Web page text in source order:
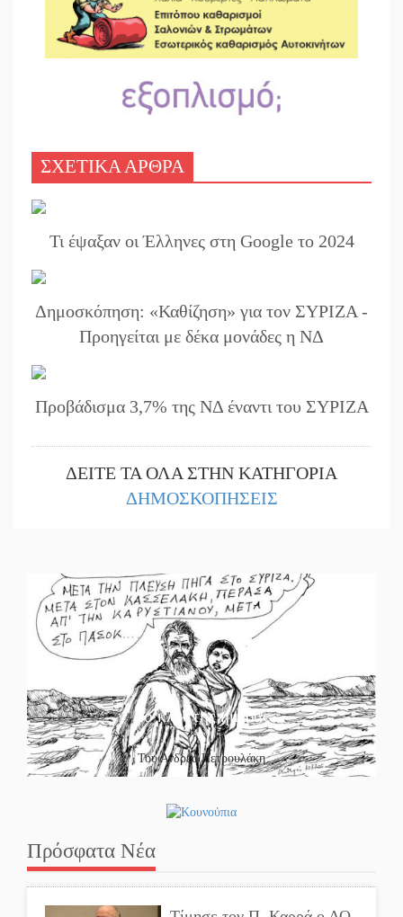
ΣΧΕΤΙΚΑ ΑΡΘΡΑ
Τι έψαξαν οι Έλληνες στη Google το 2024
Δημοσκόπηση: «Καθίζηση» για τον ΣΥΡΙΖΑ -
Προηγείται με δέκα μονάδες η ΝΔ
Προβάδισμα 3,7% της ΝΔ έναντι του ΣΥΡΙΖΑ
ΔΕΙΤΕ ΤΑ ΟΛΑ ΣΤΗΝ ΚΑΤΗΓΟΡΙΑ
ΔΗΜΟΣΚΟΠΗΣΕΙΣ
Το κλίκ της ημέρας
Του Ανδρέα Πετρουλάκη
Πρόσφατα Νέα